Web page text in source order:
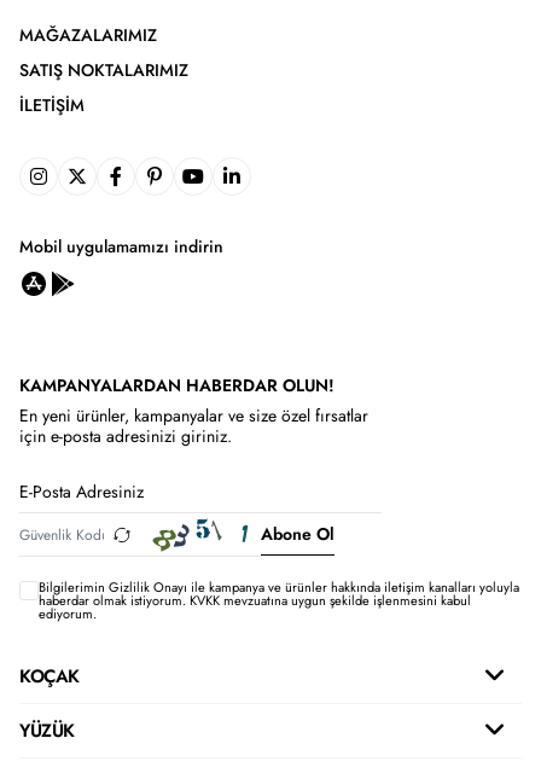
MAĞAZALARIMIZ
SATIŞ NOKTALARIMIZ
İLETIŞIM
Mobil uygulamamızı indirin
KAMPANYALARDAN HABERDAR OLUN!
En yeni ürünler, kampanyalar ve size özel fırsatlar
için e-posta adresinizi giriniz.
Abone Ol
Bilgilerimin Gizlilik Onayı ile kampanya ve ürünler hakkında iletişim kanalları yoluyla
haberdar olmak istiyorum.KVKK mevzuatına uygun şekilde işlenmesini kabul
ediyorum.
KOÇAK
YÜZÜK